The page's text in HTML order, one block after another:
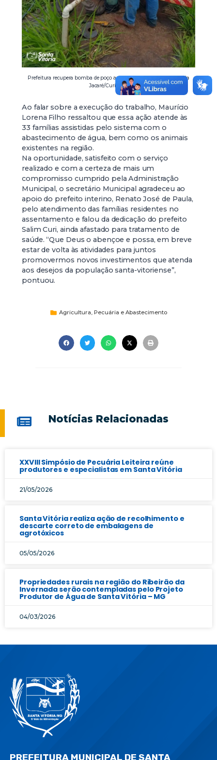
Prefeitura recupera bomba de poço artesiano e atende produtores da
Jacaré/Curiango
Ao falar sobre a execução do trabalho, Maurício
Lorena Filho ressaltou que essa ação atende às
33 famílias assistidas pelo sistema com o
abastecimento de água, bem como os animais
existentes na região.
Na oportunidade, satisfeito com o serviço
realizado e com a certeza de mais um
compromisso cumprido pela Administração
Municipal, o secretário Municipal agradeceu ao
apoio do prefeito interino, Renato José de Paula,
pelo atendimento das famílias residentes no
assentamento e falou da dedicação do prefeito
Salim Curi, ainda afastado para tratamento de
saúde. “Que Deus o abençoe e possa, em breve
estar de volta às atividades para juntos
promovermos novos investimentos que atenda
aos desejos da população santa-vitoriense”,
pontuou.
Agricultura, Pecuária e Abastecimento
Notícias Relacionadas
XXVIII Simpósio de Pecuária Leiteira reúne
produtores e especialistas em Santa Vitória
21/05/2026
Santa Vitória realiza ação de recolhimento e
descarte correto de embalagens de
agrotóxicos
05/05/2026
Propriedades rurais na região do Ribeirão da
Invernada serão contempladas pelo Projeto
Produtor de Água de Santa Vitória – MG
04/03/2026
PREFEITURA MUNICIPAL DE SANTA